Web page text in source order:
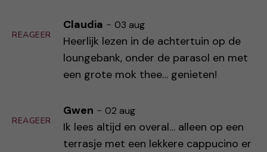
REAGEER
Claudia - 03 aug
Heerlijk lezen in de achtertuin op de
loungebank, onder de parasol en met
een grote mok thee… genieten!
REAGEER
Gwen - 02 aug
Ik lees altijd en overal… alleen op een
terrasje met een lekkere cappucino er